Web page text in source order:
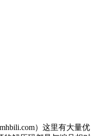
）这里有大量优